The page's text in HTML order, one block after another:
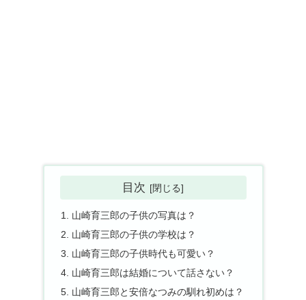
目次
山崎育三郎の子供の写真は？
山崎育三郎の子供の学校は？
山崎育三郎の子供時代も可愛い？
山崎育三郎は結婚について話さない？
山崎育三郎と安倍なつみの馴れ初めは？